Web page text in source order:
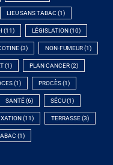
LIEU SANS TABAC (1)
(11) LÉGISLATION (10)
(3) NON-FUMEUR(1)
(1) PLAN CANCER(2)
(1) PROCÈS(1)
SANTÉ(6) SÉCU(1)
(11) TERRASSE(3)
(1)